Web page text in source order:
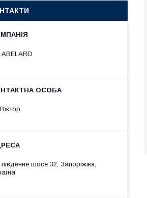
ABELARD
Віктор
південне шосе 32, Запоріжжя,